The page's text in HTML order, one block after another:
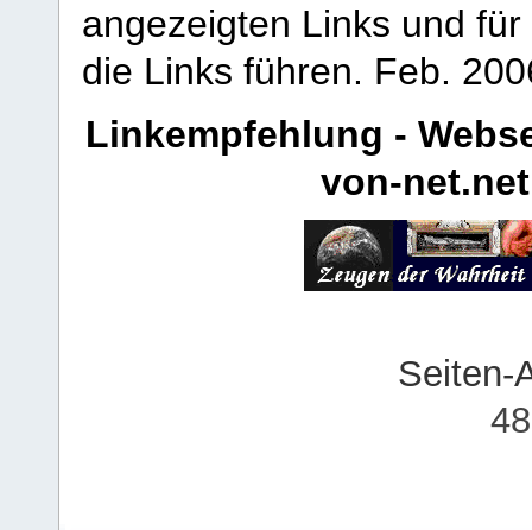
angezeigten Links und
die Links führen. Feb.
Linkempfehlung -
von-net.net
Seiten-